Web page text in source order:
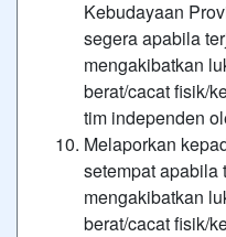
Kebudayaan
segera apabila
mengakibatkan
berat/cacat fisik/
tim independen
Melaporkan
setempat apabila
mengakibatkan
berat/cacat fisik/